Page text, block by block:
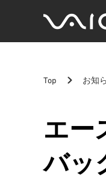
イ
Top お知
エー
バッ